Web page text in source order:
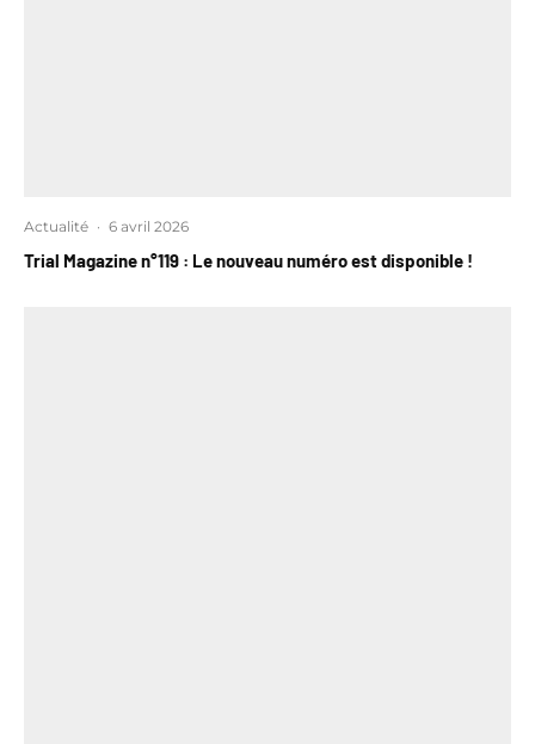
Actualité · 6 avril 2026
Trial Magazine n°119 : Le nouveau numéro est disponible !